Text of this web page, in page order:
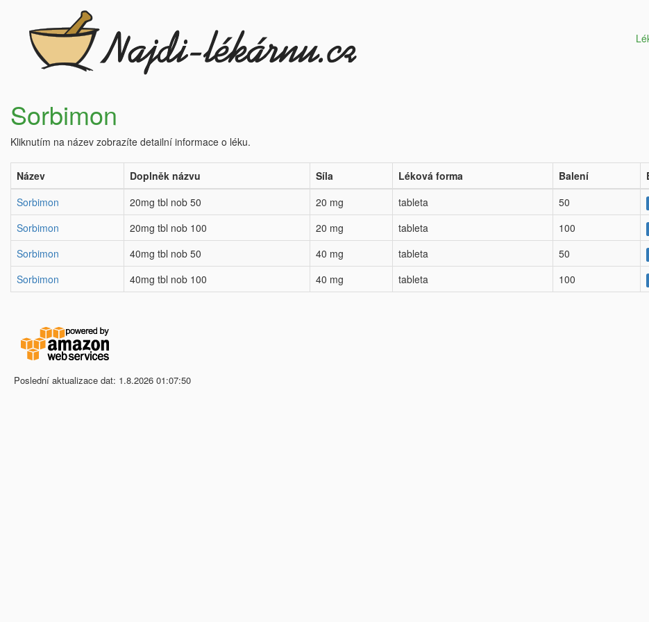
Sorbimon
Kliknutím na název zobrazíte detailní informace o léku.
Název Doplněk názvu Síla Léková forma Balení
Sorbimon
20mg tbl nob 50 20 mg tableta 50
Sorbimon
20mg tbl nob 100 20 mg tableta 100
Sorbimon
40mg tbl nob 50 40 mg tableta 50
Sorbimon
40mg tbl nob 100 40 mg tableta 100
Poslední aktualizace dat: 1.8.2026 01:07:50